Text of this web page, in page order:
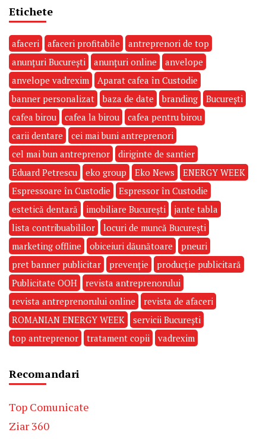
Etichete
afaceri afaceri profitabile
antreprenori de top
anunțuri București
anunțuri online
anvelope
anvelope vadrexim
Aparat cafea în Custodie
banner personalizat
baza de date branding
București
cafea birou
cafea la birou
cafea pentru birou
carii dentare
cei mai buni antreprenori
cel mai bun antreprenor
diriginte de santier
Eduard Petrescu
eko group Eko News
ENERGY WEEK
Espressoare în Custodie
Espressor în Custodie
estetică dentară
imobiliare București
jante tabla
lista contribuabililor
locuri de muncă București
marketing offline
obiceiuri dăunătoare
pneuri
pret banner publicitar
prevenție
producție publicitară
Publicitate OOH
revista antreprenorului
revista antreprenorului online
revista de afaceri
ROMANIAN ENERGY WEEK
servicii București
top antreprenor
tratament copii vadrexim
Recomandari
Top Comunicate
Ziar 360